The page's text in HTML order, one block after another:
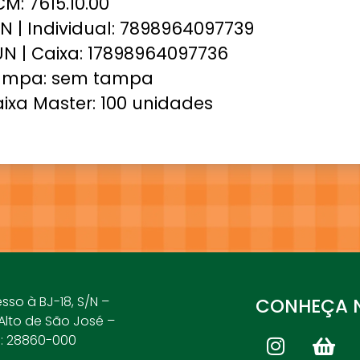
| Individual: 7898964097739
| Caixa: 17898964097736
sem tampa
Master: 100 unidades
à BJ-18, S/N –
de São José –
28860-000
CONHEÇA